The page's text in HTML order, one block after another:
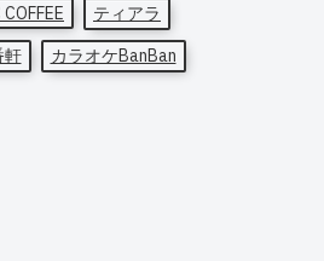
COFFEE
ティアラ
カラオケBanBan